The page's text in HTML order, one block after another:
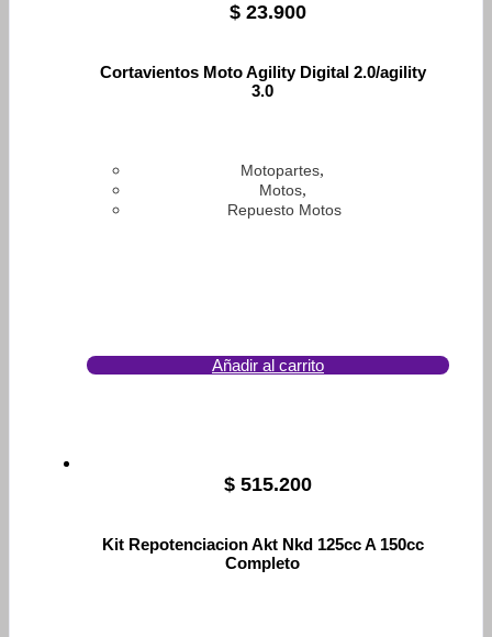
$ 23.900
Cortavientos Moto Agility Digital 2.0/agility
3.0
Motopartes,
Motos,
Repuesto Motos
Añadir al carrito
$ 515.200
Kit Repotenciacion Akt Nkd 125cc A 150cc
Completo